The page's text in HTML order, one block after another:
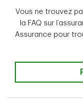
Vous ne trouvez
la FAQ sur
Assurance pour